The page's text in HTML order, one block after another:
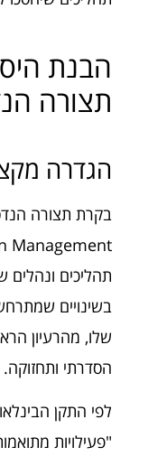
הבנת
תצורה
הגדרה
תהליכים
בשינויים
שלו, מהרעיון
הסדרתי ותחזוקה.
"פעילויות